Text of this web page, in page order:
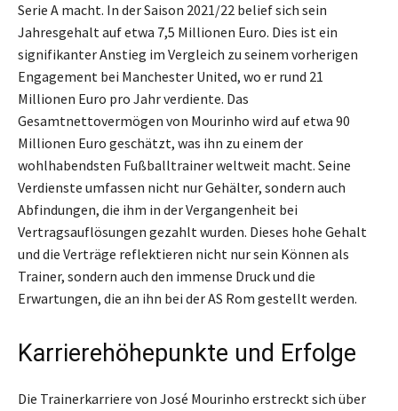
Serie A macht. In der Saison 2021/22 belief sich sein
Jahresgehalt auf etwa 7,5 Millionen Euro. Dies ist ein
signifikanter Anstieg im Vergleich zu seinem vorherigen
Engagement bei Manchester United, wo er rund 21
Millionen Euro pro Jahr verdiente. Das
Gesamtnettovermögen von Mourinho wird auf etwa 90
Millionen Euro geschätzt, was ihn zu einem der
wohlhabendsten Fußballtrainer weltweit macht. Seine
Verdienste umfassen nicht nur Gehälter, sondern auch
Abfindungen, die ihm in der Vergangenheit bei
Vertragsauflösungen gezahlt wurden. Dieses hohe Gehalt
und die Verträge reflektieren nicht nur sein Können als
Trainer, sondern auch den immense Druck und die
Erwartungen, die an ihn bei der AS Rom gestellt werden.
Karrierehöhepunkte und Erfolge
Die Trainerkarriere von José Mourinho erstreckt sich über